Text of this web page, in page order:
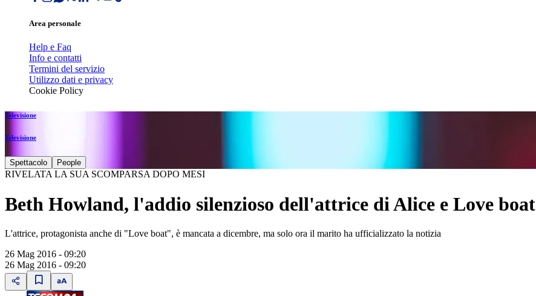
Area personale
Help e Faq
Info e contatti
Termini del servizio
Utilizzo dati e privacy
Cookie Policy
Televisione
Televisione
Spettacolo People
RIVELATA LA SUA SCOMPARSA DOPO MESI
Beth Howland, l'addio silenzioso dell'attrice di Alice e Love boat
L'attrice, protagonista anche di "Love boat", è mancata a dicembre, ma solo ora il marito ha ufficializzato la notizia
26 Mag 2016 - 09:20
26 Mag 2016 - 09:20